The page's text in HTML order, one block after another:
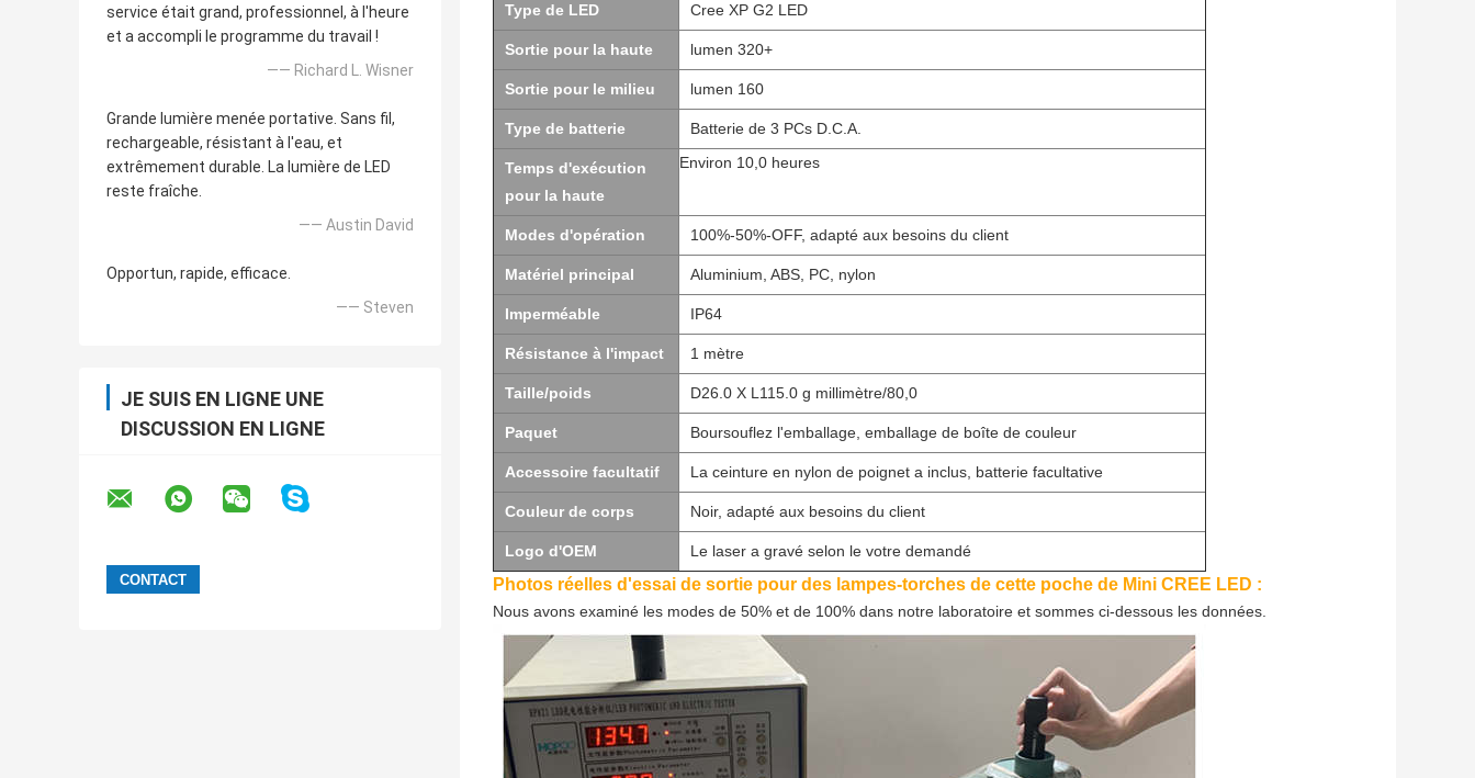
service était grand, professionnel, à l'heure
et a accompli le programme du travail !
—— Richard L. Wisner
Grande lumière menée portative. Sans fil,
rechargeable, résistant à l'eau, et
extrêmement durable. La lumière de LED
reste fraîche.
—— Austin David
Opportun, rapide, efficace.
—— Steven
JE SUIS EN LIGNE UNE
DISCUSSION EN LIGNE
Type de LED Cree XP G2 LED
Sortie pour la haute lumen 320+
Sortie pour le milieu lumen 160
Type de batterie Batterie de 3 PCs D.C.A.
Temps d'exécution
pour la haute
Environ 10,0 heures
Modes d'opération 100%-50%-OFF, adapté aux besoins du client
Matériel principal Aluminium, ABS, PC, nylon
Imperméable IP64
Résistance à l'impact 1 mètre
Taille/poids D26.0 X L115.0 g millimètre/80,0
Paquet Boursouflez l'emballage, emballage de boîte de couleur
Accessoire facultatif La ceinture en nylon de poignet a inclus, batterie facultative
Couleur de corps Noir, adapté aux besoins du client
Logo d'OEM Le laser a gravé selon le votre demandé
Photos réelles d'essai de sortie pour des lampes-torches de cette poche de Mini CREE LED :
Nous avons examiné les modes de 50% et de 100% dans notre laboratoire et sommes ci-dessous les données.